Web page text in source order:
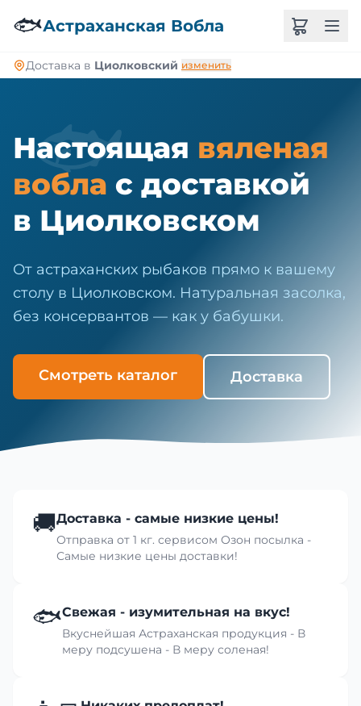
🐟Астраханская Вобла
Доставка в Циолковский изменить
🐟
Настоящая вяленая
вобла с доставкой
в Циолковском
От астраханских рыбаков прямо к вашему
столу в Циолковском. Натуральная засолка,
без консервантов — как у бабушки.
Смотреть каталог Доставка
🚚Доставка - самые низкие цены!
Отправка от 1 кг. сервисом Озон посылка -
Самые низкие цены доставки!
🐟Свежая - изумительная на вкус!
Вкуснейшая Астраханская продукция - В
меру подсушена - В меру соленая!